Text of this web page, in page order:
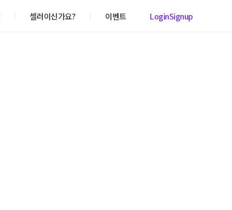
셀러이신가요? 이벤트 LoginSignup